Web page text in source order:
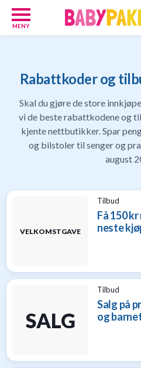
MENY
Rabattkoder og
Skal du gjøre de store
vi de beste rabattkodene og
kjente nettbutikker. Spar
og bilstoler til senger og
august
VELKOMSTGAVE
Tilbud
Få 150
neste
SALG
Tilbud
Salg på
og
Velkomstgaver
for
barn
Foreldretilbud
Tilbud
gaver
til
Gavetips